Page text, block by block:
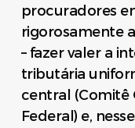
procuradores
rigorosamente
– fazer valer a
tributária
central (Comitê
Federal) e,